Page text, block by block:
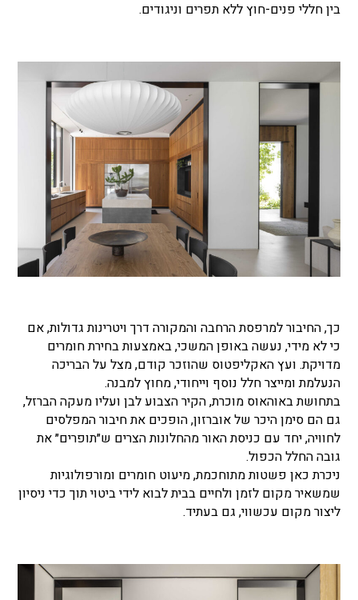
בין חללי פנים-חוץ ללא תפרים וניגודים.
כך, החיבור למרפסת הרחבה והמקורה דרך ויטרינות גדולות, אם
כי לא מידי, נעשה באופן המשכי, באמצעות בחירת חומרים
מדויקת. ועץ האקליפטוס שהוזכר קודם, מצל על הבריכה
הנעלמת ומייצר חלל נוסף וייחודי, מחוץ למבנה.
בתחושת באוהאוס מוכרת, הקיר הצבוע לבן ועליו מעקה הברזל,
גם הם סימן היכר של אוברזון, הופכים את חיבור המפלסים
לחוויה, יחד עם כניסת האור מהחלונות הצרים ש״תופרים״ את
גובה החלל הכפול.
ניכרת כאן פשטות מתוחכמת, מיעוט חומרים ומורפולוגיות
שמשאיר מקום לזמן ולחיים בבית לבוא לידי ביטוי תוך כדי ניסיון
ליצור מקום עכשווי, גם בעתיד.